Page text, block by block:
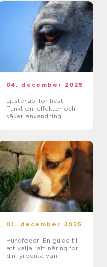
04. december 2025
Ljusterapi för häst:
Funktion, effekter och
säker användning
01. december 2025
Hundfoder: En guide till
att välja rätt näring för
din fyrbenta vän